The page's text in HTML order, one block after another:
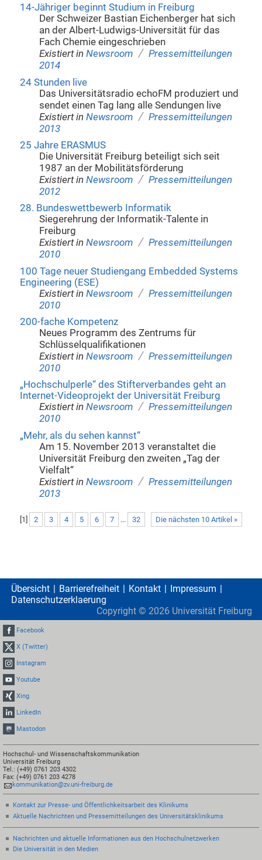
14-Jähriger beginnt Studium in Freiburg
Der Schweizer Bastian Eichenberger hat sich
an der Albert-Ludwigs-Universität für das
Fach Chemie eingeschrieben
Existiert in Newsroom / Pressemitteilungen
2014
24 Stunden live
Das Universitätsradio echoFM produziert und
sendet einen Tag lang alle Sendungen live
Existiert in Newsroom / Pressemitteilungen
2013
25 Jahre ERASMUS
Die Universität Freiburg beteiligt sich seit
1987 an der Mobilitätsförderung
Existiert in Newsroom / Pressemitteilungen
2012
28. Bundeswettbewerb Informatik
Siegerehrung der Informatik-Talente in
Freiburg
Existiert in Newsroom / Pressemitteilungen
2010
100 Tage neuer Studiengang Embedded Systems
Engineering (ESE)
Existiert in Newsroom / Pressemitteilungen
2010
200-fache Kompetenz
Neues Programm des Zentrums für
Schlüsselqualifikationen
Existiert in Newsroom / Pressemitteilungen
2010
„Hochschulperle“ des Stifterverbandes geht an
Internet-Videoprojekt der Universität Freiburg
Existiert in Newsroom / Pressemitteilungen
2010
„Mehr, als du sehen kannst“
Am 15. November 2013 veranstaltet die
Universität Freiburg den zweiten „Tag der
Vielfalt“
Existiert in Newsroom / Pressemitteilungen
2013
Die nächsten 10 Artikel »
1 2 3 4 5 6 7 ... 32
Übersicht Barrierefreiheit Kontakt
Impressum
Datenschutzerklaerung
Copyright © 2026 Universität Freiburg
Facebook
X (Twitter)
Instagram
Youtube
Xing
LinkedIn
Mastodon
Hochschul- und Wissenschaftskommunikation
Universität Freiburg
Tel.: (+49) 0761 203 4302
Fax: (+49) 0761 203 4278
kommunikation@zv.uni-freiburg.de
Kontakt zur Presse- und Öffentlichkeitsarbeit des Klinikums
Aktuelle Nachrichten und Pressemitteilungen des Universitätsklinikums
Nachrichten und aktuelle Informationen aus den Hochschulnetzwerken
Die Universität in den Medien